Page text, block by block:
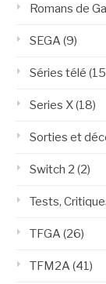
Romans de
SEGA(9)
Séries télé
Series X(18)
Sorties et
Switch 2 (2)
Tests,
TFGA(26)
TFM2A(41)